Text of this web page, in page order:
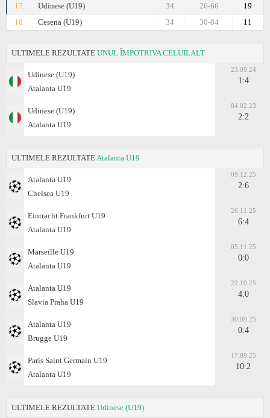
17.
Udinese (U19) 19
26-66
34
18.
Cesena (U19) 11
30-84
34
ULTIMELE REZULTATE UNUL ÎMPOTRIVA CELUILALT
Udinese (U19)
Atalanta U19
23.09.24
1:4
Udinese (U19)
Atalanta U19
04.02.23
2:2
ULTIMELE REZULTATE Atalanta U19
Atalanta U19
Chelsea U19
09.12.25
2:6
Eintracht Frankfurt U19
Atalanta U19
26.11.25
6:4
Marseille U19
Atalanta U19
05.11.25
0:0
Atalanta U19
Slavia Praha U19
22.10.25
4:0
Atalanta U19
Brugge U19
30.09.25
0:4
Paris Saint Germain U19
Atalanta U19
17.09.25
10:2
ULTIMELE REZULTATE Udinese (U19)